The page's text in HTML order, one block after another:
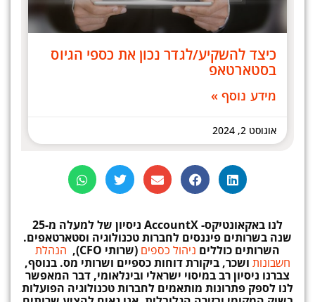
כיצד להשקיע/לגדר נכון את כספי הגיוס
בסטארטאפ
מידע נוסף »
אוגוסט 2, 2024
לנו באקאונטיקס-AccountX ניסיון
של למעלה מ-25
שנה בשרותים פיננסים לחברות טכנולוגיה וסטארטאפים.
השרותים כוללים ניהול כספים (שרותי CFO),
הנהלת
חשבונות ושכר, ביקורת דוחות כספיים ושרותי מס. בנוסף,
צברנו ניסיון רב במיסוי ישראלי ובינלאומי, דבר המאפשר
לנו לספק פתרונות מותאמים לחברות טכנולוגיה הפועלות